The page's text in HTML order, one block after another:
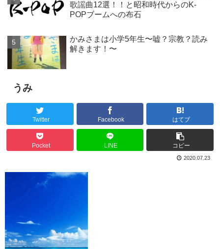
歌謡曲12選！！と昭和時代からのK-
POPブームへの布石
かみさまは小学5年生〜嘘？宗教？読み
解きます！〜
うみ
Twitter Facebook はてブ
Pocket LINE コピー
2020.07.23